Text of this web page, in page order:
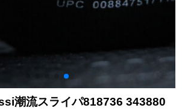
潮流スライパ818736 343880